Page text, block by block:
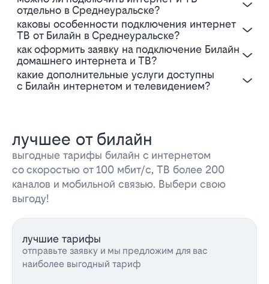
отдельно в Среднеуральске?
Каковы особенности подключения интернет
ТВ от Билайн в Среднеуральске?
Как оформить заявку на подключение Билайн
домашнего интернета и ТВ?
Какие дополнительные услуги доступны
с Билайн интернетом и телевидением?
лучшее от билайн
выгодные тарифы билайн с интернетом
со скоростью от 100 мбит/с, ТВ более 200
каналов и мобильной связью. Выбери свою
выгоду!
лучшие тарифы
отправьте заявку и мы предложим для вас
наиболее выгодный тариф